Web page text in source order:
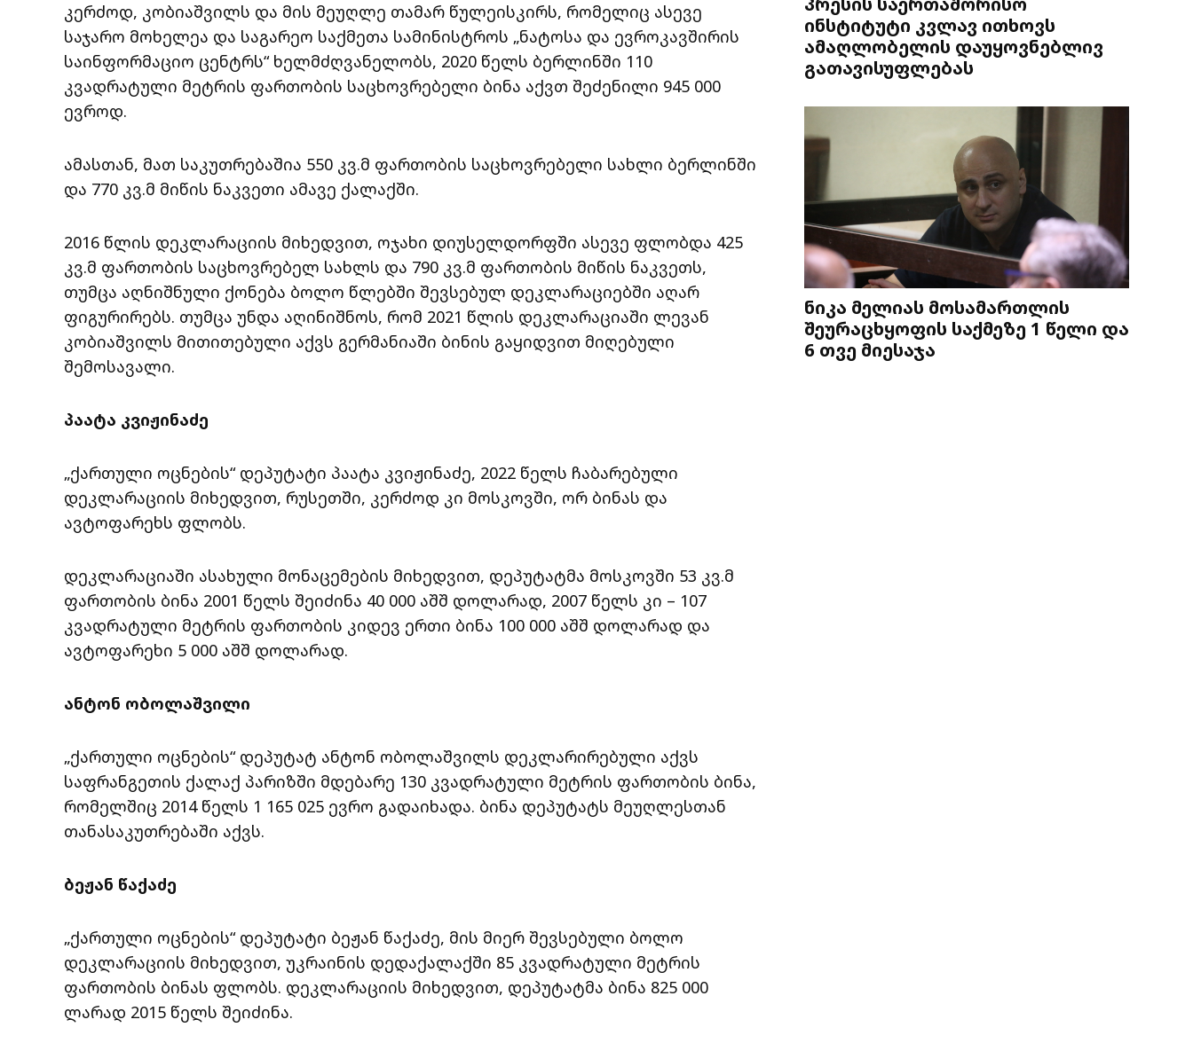
კერძოდ, კობიაშვილს და მის მეუღლე თამარ წულეისკირს, რომელიც ასევე
საჯარო მოხელეა და საგარეო საქმეთა სამინისტროს „ნატოსა და ევროკავშირის
საინფორმაციო ცენტრს“ ხელმძღვანელობს, 2020 წელს ბერლინში 110
კვადრატული მეტრის ფართობის საცხოვრებელი ბინა აქვთ შეძენილი 945 000
ევროდ.
ამასთან, მათ საკუთრებაშია 550 კვ.მ ფართობის საცხოვრებელი სახლი ბერლინში
და 770 კვ.მ მიწის ნაკვეთი ამავე ქალაქში.
2016 წლის დეკლარაციის მიხედვით, ოჯახი დიუსელდორფში ასევე ფლობდა 425
კვ.მ ფართობის საცხოვრებელ სახლს და 790 კვ.მ ფართობის მიწის ნაკვეთს,
თუმცა აღნიშნული ქონება ბოლო წლებში შევსებულ დეკლარაციებში აღარ
ფიგურირებს. თუმცა უნდა აღინიშნოს, რომ 2021 წლის დეკლარაციაში ლევან
კობიაშვილს მითითებული აქვს გერმანიაში ბინის გაყიდვით მიღებული
შემოსავალი.
პაატა კვიჟინაძე
„ქართული ოცნების“ დეპუტატი პაატა კვიჟინაძე, 2022 წელს ჩაბარებული
დეკლარაციის მიხედვით, რუსეთში, კერძოდ კი მოსკოვში, ორ ბინას და
ავტოფარეხს ფლობს.
დეკლარაციაში ასახული მონაცემების მიხედვით, დეპუტატმა მოსკოვში 53 კვ.მ
ფართობის ბინა 2001 წელს შეიძინა 40 000 აშშ დოლარად, 2007 წელს კი – 107
კვადრატული მეტრის ფართობის კიდევ ერთი ბინა 100 000 აშშ დოლარად და
ავტოფარეხი 5 000 აშშ დოლარად.
ანტონ ობოლაშვილი
„ქართული ოცნების“ დეპუტატ ანტონ ობოლაშვილს დეკლარირებული აქვს
საფრანგეთის ქალაქ პარიზში მდებარე 130 კვადრატული მეტრის ფართობის ბინა,
რომელშიც 2014 წელს 1 165 025 ევრო გადაიხადა. ბინა დეპუტატს მეუღლესთან
თანასაკუთრებაში აქვს.
ბეჟან წაქაძე
„ქართული ოცნების“ დეპუტატი ბეჟან წაქაძე, მის მიერ შევსებული ბოლო
დეკლარაციის მიხედვით, უკრაინის დედაქალაქში 85 კვადრატული მეტრის
ფართობის ბინას ფლობს. დეკლარაციის მიხედვით, დეპუტატმა ბინა 825 000
ლარად 2015 წელს შეიძინა.
ინსტიტუტი კვლავ ითხოვს
ამაღლობელის დაუყოვნებლივ
გათავისუფლებას
ნიკა მელიას მოსამართლის
შეურაცხყოფის საქმეზე 1 წელი და
6 თვე მიესაჯა